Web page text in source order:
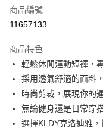
超商取貨付款
運送方式
全家取貨付款
免運費
付款後全家取貨
商品編號
11657133
商品特色
輕鬆休閒運動短褲，
採用透氣舒適的面料
時尚剪裁，展現你的
無論健身還是日常穿
選擇KLDY克洛迪雅，